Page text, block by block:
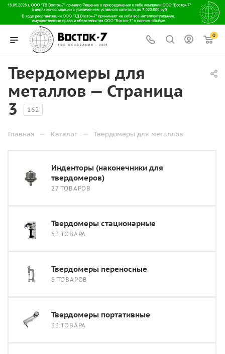
0
Твердомеры для
металлов — Страница
3
162
Главная — Каталог — Твердомеры для металлов
Инденторы (наконечники для
твердомеров)
27 ТОВАРОВ
Твердомеры стационарные
53 ТОВАРА
Твердомеры переносные
8 ТОВАРОВ
Твердомеры портативные
33 ТОВАРА